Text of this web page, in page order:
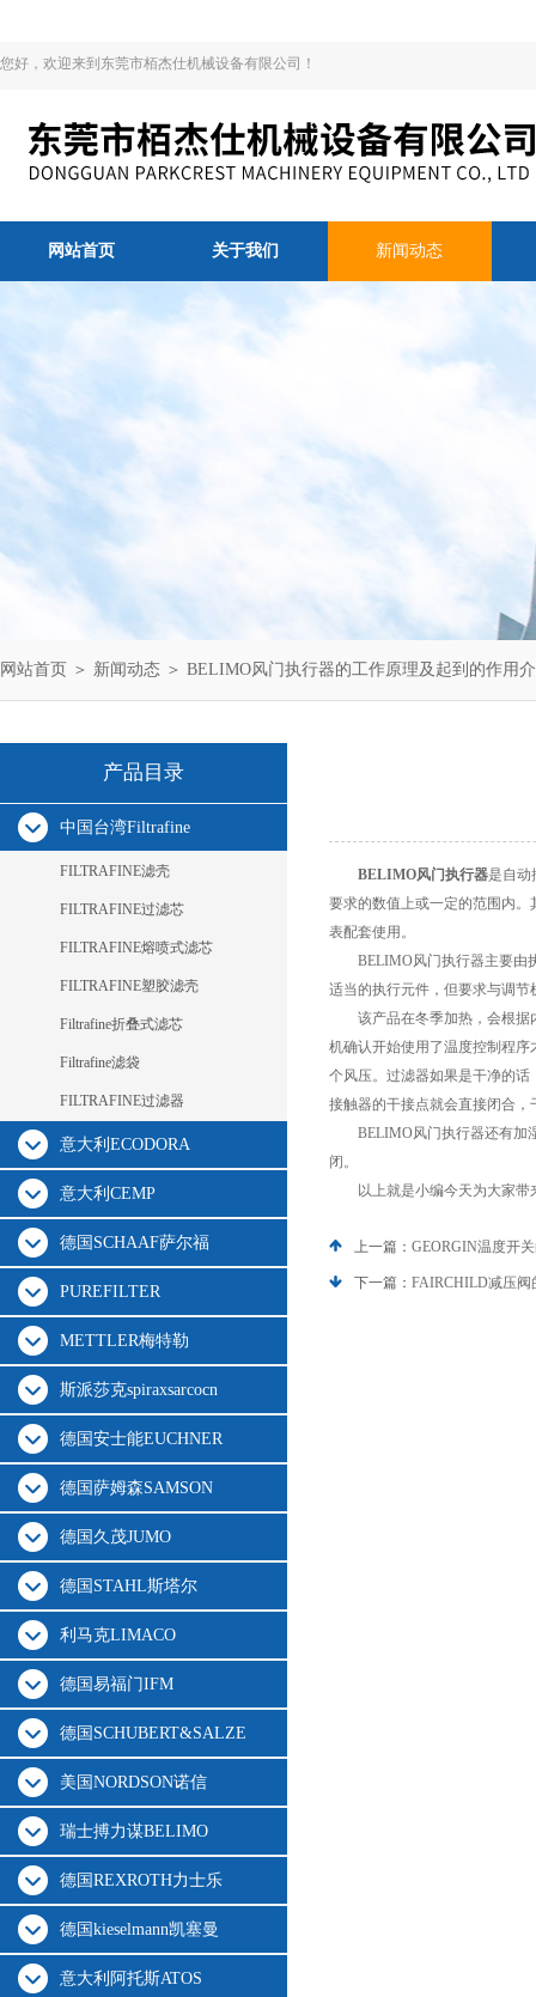
您好，欢迎来到东莞市栢杰仕机械设备有限公司！
网站首页 关于我们 新闻动态
网站首页 ＞ 新闻动态 ＞ BELIMO风门执行器的工作原理及起到的作用
产品目录
中国台湾Filtrafine
FILTRAFINE滤壳
FILTRAFINE过滤芯
FILTRAFINE熔喷式滤芯
FILTRAFINE塑胶滤壳
Filtrafine折叠式滤芯
Filtrafine滤袋
FILTRAFINE过滤器
意大利ECODORA
意大利CEMP
德国SCHAAF萨尔福
PUREFILTER
METTLER梅特勒
斯派莎克spiraxsarcocn
德国安士能EUCHNER
德国萨姆森SAMSON
德国久茂JUMO
德国STAHL斯塔尔
利马克LIMACO
德国易福门IFM
德国SCHUBERT&SALZE
美国NORDSON诺信
瑞士搏力谋BELIMO
德国REXROTH力士乐
德国kieselmann凯塞曼
意大利阿托斯ATOS
BELIMO风门执行器是自动
要求的数值上或一定的范围内
表配套使用。
BELIMO风门执行器主要由执
适当的执行元件，但要求与调
该产品在冬季加热，会根据内
机确认开始使用了温度控制程
个风压。过滤器如果是干净的
接触器的干接点就会直接闭合
BELIMO风门执行器还有加湿
闭。
以上就是小编今天为大家带
上一篇： GEORGIN温度开
下一篇： FAIRCHILD减压阀